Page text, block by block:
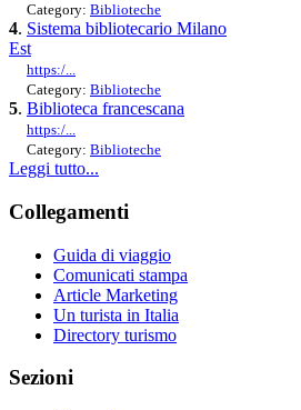
Category: Biblioteche
4. Sistema bibliotecario Milano
Est
https:/...
Category: Biblioteche
5. Biblioteca francescana
https:/...
Category: Biblioteche
Leggi tutto...
Collegamenti
Guida di viaggio
Comunicati stampa
Article Marketing
Un turista in Italia
Directory turismo
Sezioni